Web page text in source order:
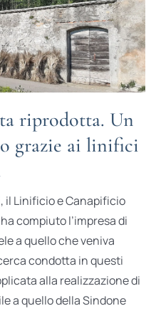
riprodotta. Un
grazie ai linifici
il Linificio e Canapificio
compiuto l’impresa di
a quello che veniva
condotta in questi
alla realizzazione di
a quello della Sindone